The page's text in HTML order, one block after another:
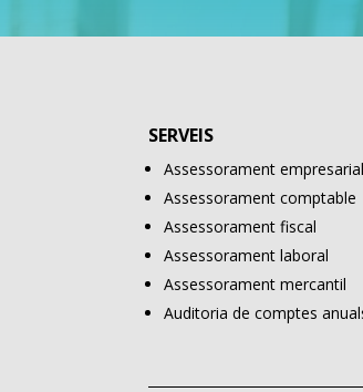
SERVEIS
Assessorament empresarial
Assessorament comptable
Assessorament fiscal
Assessorament laboral
Assessorament mercantil
Auditoria de comptes